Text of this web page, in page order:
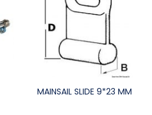
MAINSAIL SLIDE 9*23 MM